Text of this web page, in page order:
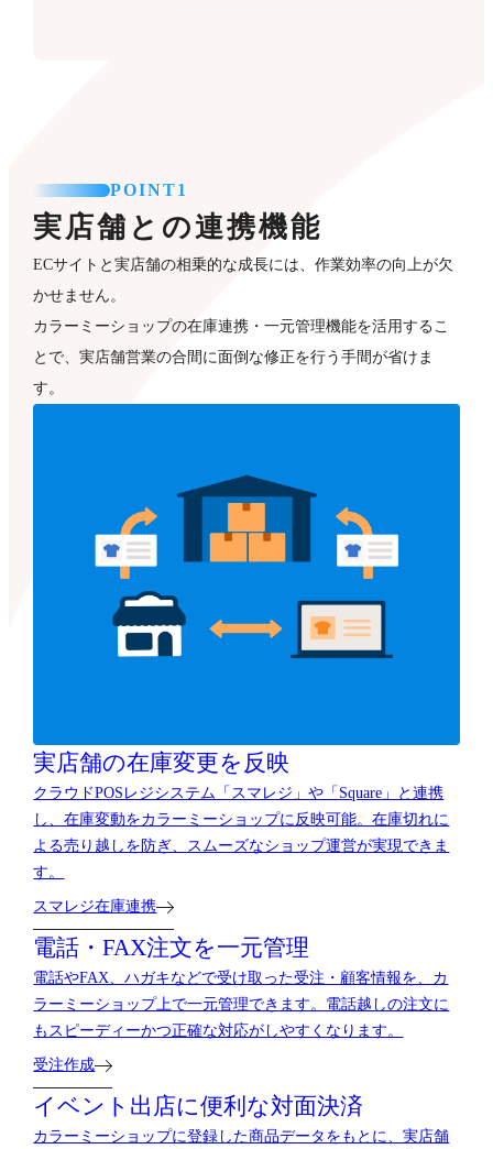
POINT1
実店舗との連携機能
ECサイトと実店舗の相乗的な成長には、作業効率の向上が欠
かせません。
カラーミーショップの在庫連携・一元管理機能を活用するこ
とで、実店舗営業の合間に面倒な修正を行う手間が省けま
す。
実店舗の在庫変更を反映
クラウドPOSレジシステム「スマレジ」や「Square」と連携
し、在庫変動をカラーミーショップに反映可能。在庫切れに
よる売り越しを防ぎ、スムーズなショップ運営が実現できま
す。
スマレジ在庫連携
電話・FAX注文を一元管理
電話やFAX、ハガキなどで受け取った受注・顧客情報を、カ
ラーミーショップ上で一元管理できます。電話越しの注文に
もスピーディーかつ正確な対応がしやすくなります。
受注作成
イベント出店に便利な対面決済
カラーミーショップに登録した商品データをもとに、実店舗